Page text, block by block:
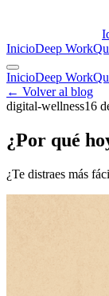
InicioDeep Work
InicioDeep Work
← Volver al blog
digital-wellness16
¿Por qué
¿Te distraes más